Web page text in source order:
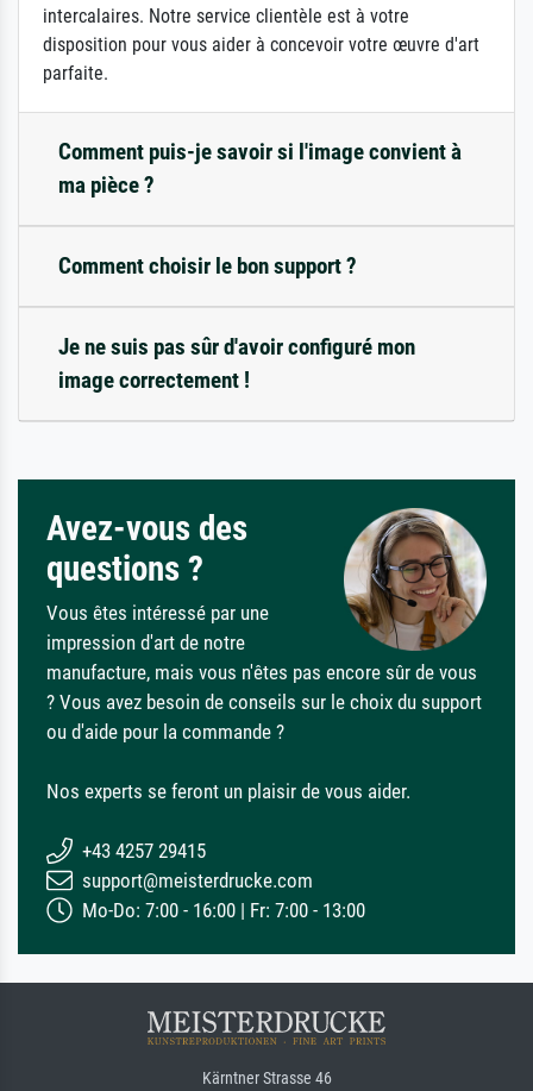
intercalaires. Notre service clientèle est à votre
disposition pour vous aider à concevoir votre œuvre d'art
parfaite.
Comment puis-je savoir si l'image convient à
ma pièce ?
Comment choisir le bon support ?
Je ne suis pas sûr d'avoir configuré mon
image correctement !
Avez-vous des
questions ?
Vous êtes intéressé par une
impression d'art de notre
manufacture, mais vous n'êtes pas encore sûr de vous
? Vous avez besoin de conseils sur le choix du support
ou d'aide pour la commande ?
Nos experts se feront un plaisir de vous aider.
+43 4257 29415
support@meisterdrucke.com
Mo-Do: 7:00 - 16:00 | Fr: 7:00 - 13:00
Kärntner Strasse 46